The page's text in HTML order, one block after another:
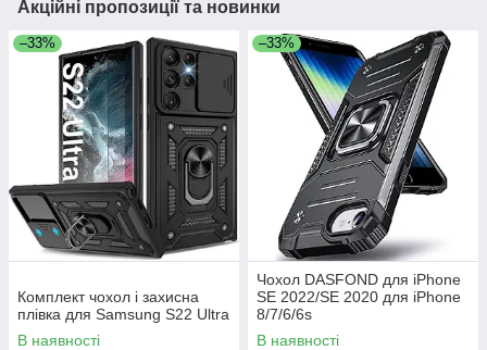
Акційні пропозиції та новинки
–33%
Комплект чохол і захисна
плівка для Samsung S22 Ultra
В наявності
–33%
Чохол DASFOND для iPhone
SE 2022/SE 2020 для iPhone
8/7/6/6s
В наявності